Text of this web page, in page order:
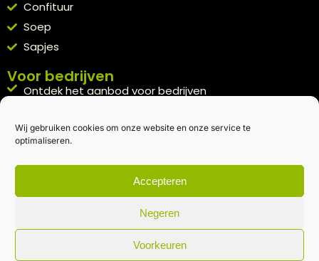
Wij gebruiken cookies om onze website en onze service te
optimaliseren.
Accepteren
Negeren
Voorkeuren
Confituur
Soep
Sapjes
Voor bedrijven
Ontdek het aanbod voor bedrijven
Kennismakingspakket aanvragen
Blijft op de hoogte
Rechtstreeks van het veld naar je inbox.
Inschrijven nieuwsbrief